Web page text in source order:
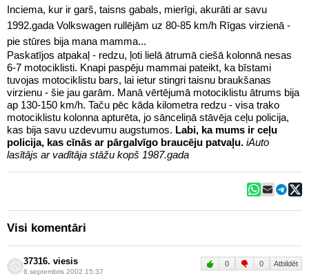
Inciema, kur ir garš, taisns gabals, mierīgi, akurāti ar savu
1992.gada Volkswagen rullējām uz 80-85 km/h Rīgas virzienā -
pie stūres bija mana mamma...
Paskatījos atpakaļ - redzu, ļoti lielā ātrumā ciešā kolonnā nesas
6-7 motociklisti. Knapi paspēju mammai pateikt, ka bīstami
tuvojas motociklistu bars, lai ietur stingri taisnu braukšanas
virzienu - šie jau garām. Manā vērtējumā motociklistu ātrums bija
ap 130-150 km/h. Taču pēc kāda kilometra redzu - visa trako
motociklistu kolonna apturēta, jo sānceliņā stāvēja ceļu policija,
kas bija savu uzdevumu augstumos. Labi, ka mums ir ceļu
policija, kas cīnās ar pārgalvīgo braucēju patvaļu. iAuto
lasītājs ar vadītāja stāžu kopš 1987.gada
Visi komentāri
37316. viesis
6.septembris 2002 15:37
0 0 Atbildēt